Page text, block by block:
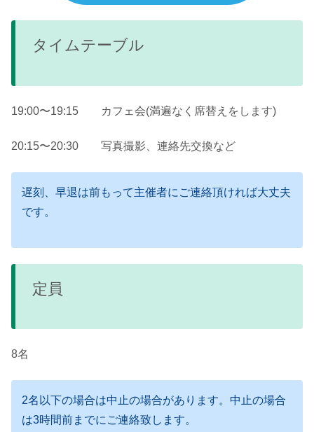
タイムテーブル
19:00〜19:15 カフェ会(満遍なく席替えをします)
20:15〜20:30 写真撮影、連絡先交換など
遅刻、早退は前もって主催者にご連絡頂ければ大丈夫
です。
定員
8名
2名以下の場合は中止の場合があります。中止の場合
は3時間前までにご連絡致します。